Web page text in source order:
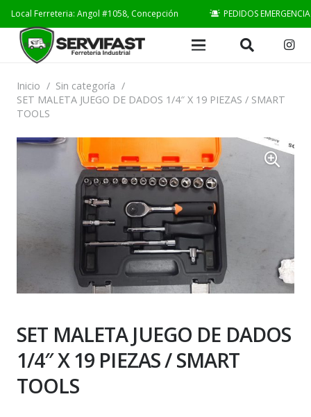
Local Ferreteria: Angol #1058, Concepción PEDIDOS EMERGENCIA
Inicio / Sin categoría /
SET MALETA JUEGO DE DADOS 1/4″ X 19 PIEZAS / SMART
TOOLS
SET MALETA JUEGO DE DADOS
1/4″ X 19 PIEZAS / SMART
TOOLS